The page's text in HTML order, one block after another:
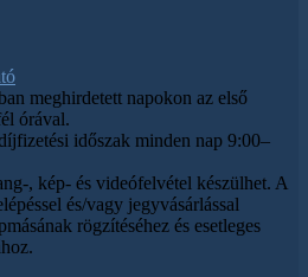
meghirdetett napokon az első
órával.
időszak minden nap 9:00–
, kép- és videófelvétel készülhet. A
és/vagy jegyvásárlással
rögzítéséhez és esetleges